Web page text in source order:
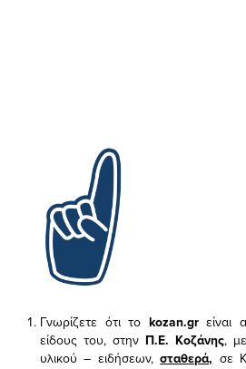
Γνωρίζετε ότι το kozan.gr είναι
είδους του, στην Π.Ε. Κοζάνης,
υλικού – ειδήσεων,σταθερά, σε